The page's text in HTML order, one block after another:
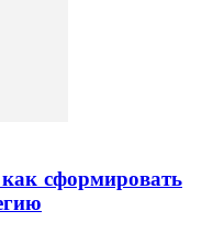
сформировать